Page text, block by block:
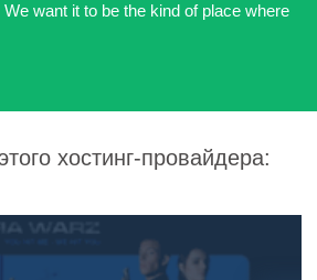
want it to be the kind of place where
хостинг-провайдера: